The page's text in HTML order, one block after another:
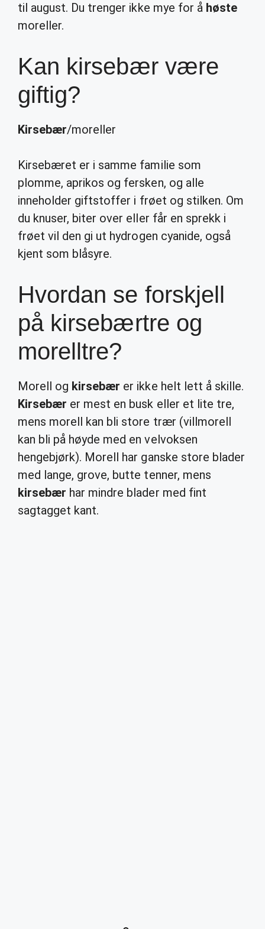
til august. Du trenger ikke mye for å høste
moreller.
Kan kirsebær være
giftig?
Kirsebær/moreller
Kirsebæret er i samme familie som
plomme, aprikos og fersken, og alle
inneholder giftstoffer i frøet og stilken. Om
du knuser, biter over eller får en sprekk i
frøet vil den gi ut hydrogen cyanide, også
kjent som blåsyre.
Hvordan se forskjell
på kirsebærtre og
morelltre?
Morell og kirsebær er ikke helt lett å skille.
Kirsebær er mest en busk eller et lite tre,
mens morell kan bli store trær (villmorell
kan bli på høyde med en velvoksen
hengebjørk). Morell har ganske store blader
med lange, grove, butte tenner, mens
kirsebær har mindre blader med fint
sagtagget kant.